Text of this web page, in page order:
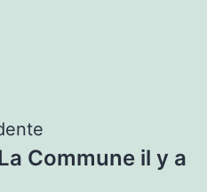
Commune il y a